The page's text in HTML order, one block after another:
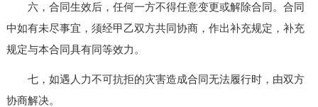
六，合同生效后，任何一方不得任意变更或解除合同。合同
中如有未尽事宜，须经甲乙双方共同协商，作出补充规定，补充
规定与本合同具有同等效力。
七，如遇人力不可抗拒的灾害造成合同无法履行时，由双方
协商解决。